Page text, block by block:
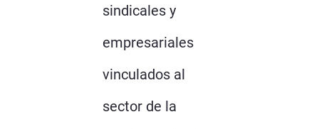
sindicales y
empresariales
vinculados al
sector de la